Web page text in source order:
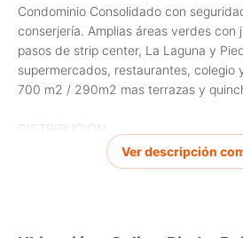
Condominio Consolidado con
conserjería. Amplias áreas verdes con
pasos de strip center, La Laguna y
supermercados, restaurantes, colegio
700 m2 / 290m2 mas terrazas y
DISTRIBUCION
Hall de acceso de doble altura
Ver descripción